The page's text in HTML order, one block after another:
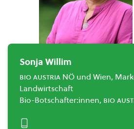
Sonja Willim
bio austria NÖ und Wien,
Landwirtschaft
Bio-Botschafter:innen, bio